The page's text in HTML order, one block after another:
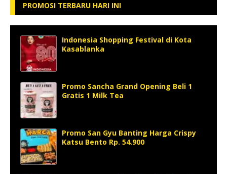
PROMOSI TERBARU HARI INI
Indonesia Shopping Festival di Kota
Kasablanka
Promo Sancha Grand Opening Beli 1
Gratis 1 Milk Tea
Promo San Gyu Banting Harga Crispy
Katsu Bento Rp. 54.900